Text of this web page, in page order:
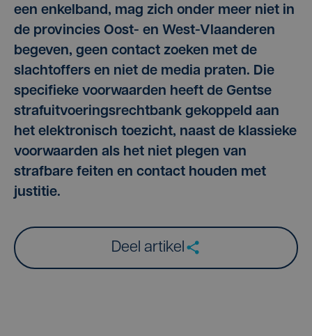
een enkelband, mag zich onder meer niet in
de provincies Oost- en West-Vlaanderen
begeven, geen contact zoeken met de
slachtoffers en niet de media praten. Die
specifieke voorwaarden heeft de Gentse
strafuitvoeringsrechtbank gekoppeld aan
het elektronisch toezicht, naast de klassieke
voorwaarden als het niet plegen van
strafbare feiten en contact houden met
justitie.
Deel artikel